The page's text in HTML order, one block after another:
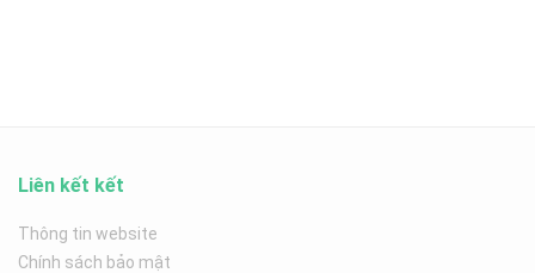
Liên kết kết
Thông tin website
Chính sách bảo mật